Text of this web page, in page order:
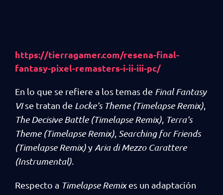
https://tierragamer.com/resena-final-
fantasy-pixel-remasters-i-ii-iii-pc/
En lo que se refiere a los temas de Final Fantasy
VIse tratan de Locke’s Theme (Timelapse Remix)
The Decisive Battle (Timelapse Remix) Terra’s
Theme (Timelapse Remix) Searching for Friends
(Timelapse Remix)y Aria di Mezzo Carattere
(Instrumental)
Respecto a Timelapse Remixes un adaptación